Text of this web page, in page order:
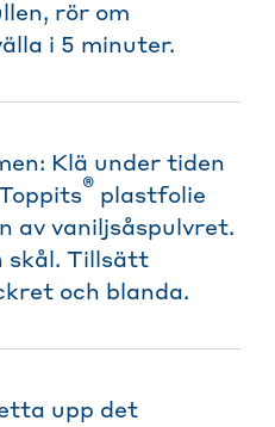
rör om
i 5 minuter.
Klä under tiden
® plastfolie
av vaniljsåspulvret.
skål. Tillsätt
och blanda.
upp det